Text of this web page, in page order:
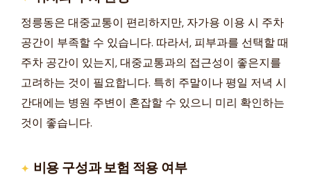
정릉동은 대중교통이 편리하지만, 자가용 이용 시 주차
공간이 부족할 수 있습니다. 따라서, 피부과를 선택할 때
주차 공간이 있는지, 대중교통과의 접근성이 좋은지를
고려하는 것이 필요합니다. 특히 주말이나 평일 저녁 시
간대에는 병원 주변이 혼잡할 수 있으니 미리 확인하는
것이 좋습니다.
비용 구성과 보험 적용 여부